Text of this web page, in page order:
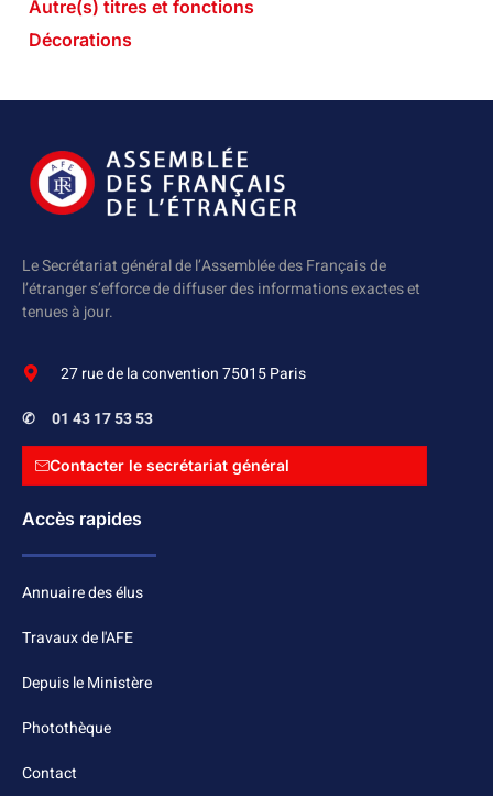
Autre(s) titres et fonctions
Décorations
Le Secrétariat général de l’Assemblée des Français de
l’étranger s’efforce de diffuser des informations exactes et
tenues à jour.
27 rue de la convention 75015 Paris
✆ 01 43 17 53 53
Contacter le secrétariat général
Accès rapides
Annuaire des élus
Travaux de l'AFE
Depuis le Ministère
Photothèque
Contact